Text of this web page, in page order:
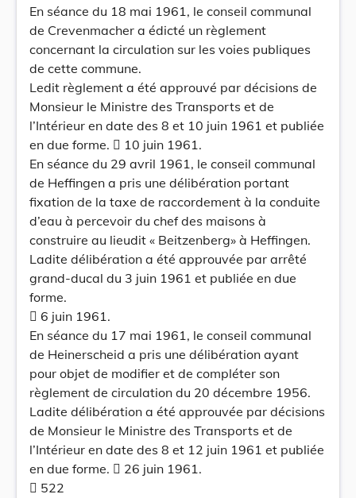
En séance du 18 mai 1961, le conseil communal
de Crevenmacher a édicté un règlement
concernant la circulation sur les voies publiques
de cette commune.
Ledit règlement a été approuvé par décisions de
Monsieur le Ministre des Transports et de
l’Intérieur en date des 8 et 10 juin 1961 et publiée
en due forme.  10 juin 1961.
En séance du 29 avril 1961, le conseil communal
de Heffingen a pris une délibération portant
fixation de la taxe de raccordement à la conduite
d’eau à percevoir du chef des maisons à
construire au lieudit « Beitzenberg» à Heffingen.
Ladite délibération a été approuvée par arrêté
grand-ducal du 3 juin 1961 et publiée en due
forme.
 6 juin 1961.
En séance du 17 mai 1961, le conseil communal
de Heinerscheid a pris une délibération ayant
pour objet de modifier et de compléter son
règlement de circulation du 20 décembre 1956.
Ladite délibération a été approuvée par décisions
de Monsieur le Ministre des Transports et de
l’Intérieur en date des 8 et 12 juin 1961 et publiée
en due forme.  26 juin 1961.
 522